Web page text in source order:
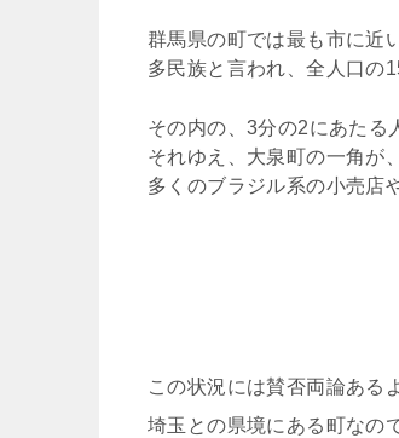
群馬県の町では最も市に近
多民族と言われ、全人口の
その内の、3分の2にあたる
それゆえ、大泉町の一角が
多くのブラジル系の小売店
この状況には賛否両論ある
埼玉との県境にある町なの